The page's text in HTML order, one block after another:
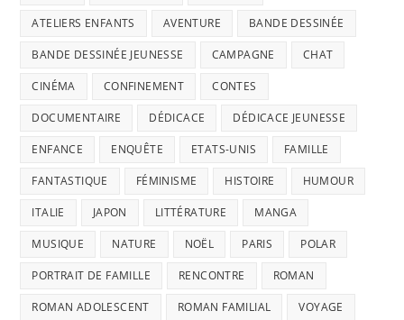
ATELIERS ENFANTS AVENTURE BANDE DESSINÉE
BANDE DESSINÉE JEUNESSE CAMPAGNE CHAT
CINÉMA CONFINEMENT CONTES
DOCUMENTAIRE DÉDICACE DÉDICACE JEUNESSE
ENFANCE ENQUÊTE ETATS-UNIS FAMILLE
FANTASTIQUE FÉMINISME HISTOIRE HUMOUR
ITALIE JAPON LITTÉRATURE MANGA
MUSIQUE NATURE NOËL PARIS POLAR
PORTRAIT DE FAMILLE RENCONTRE ROMAN
ROMAN ADOLESCENT ROMAN FAMILIAL VOYAGE